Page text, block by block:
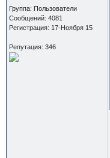
Группа: Пользователи
Сообщений: 4081
Регистрация: 17-Ноября 15
Репутация: 346